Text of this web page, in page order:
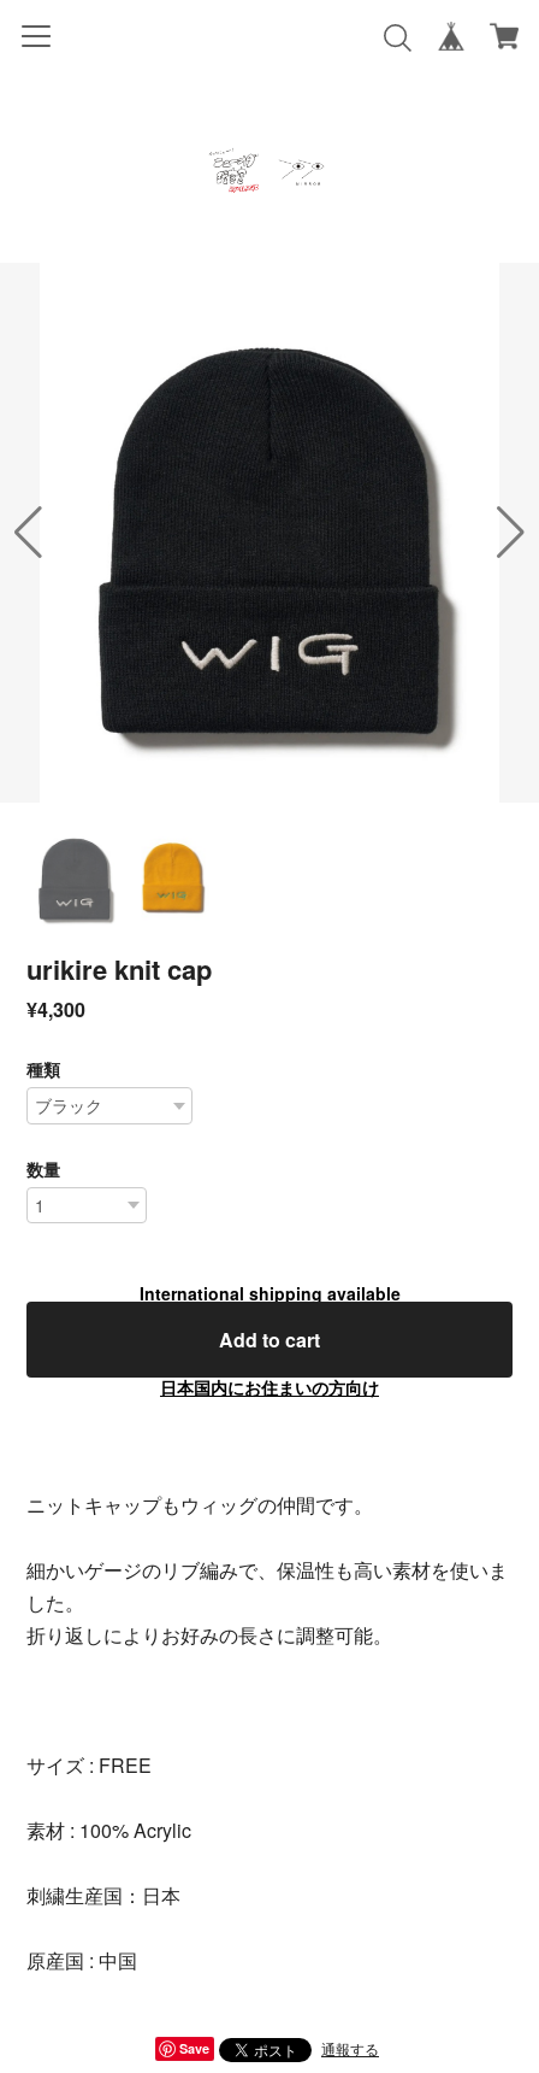
urikire knit cap
¥4,300
種類
数量
International shipping available
Add to cart
日本国内にお住まいの方向け
ニットキャップもウィッグの仲間です。
細かいゲージのリブ編みで、保温性も高い素材を使いま
した。
折り返しによりお好みの長さに調整可能。
サイズ : FREE
素材 : 100% Acrylic
刺繍生産国：日本
原産国 : 中国
Save 通報する